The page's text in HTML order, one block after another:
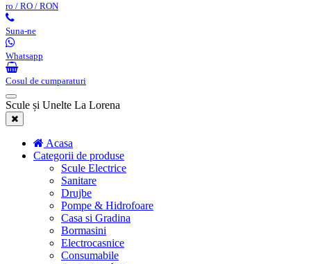
ro / RO / RON
Suna-ne
Whatsapp
Cosul de cumparaturi
Scule și Unelte La Lorena
Acasa
Categorii de produse
Scule Electrice
Sanitare
Drujbe
Pompe & Hidrofoare
Casa si Gradina
Bormasini
Electrocasnice
Consumabile